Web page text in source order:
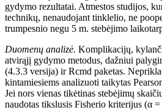
gydymo rezultatai. Atmestos studijos,
technikų, nenaudojant tinklelio, ne
trumpesnio negu 5 m. stebėjimo
Duomenų analizė. Komplikacijų,
atvirąjį gydymo metodus, dažniui
(4.3.3 versija) ir Rcmd paketas.
kintamiesiems analizuoti taikytas
Jei nors vienas tikėtinas stebėjimų
naudotas tikslusis Fisherio kriterijus (α =